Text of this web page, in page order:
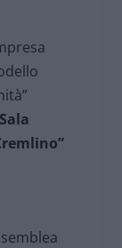
Sala